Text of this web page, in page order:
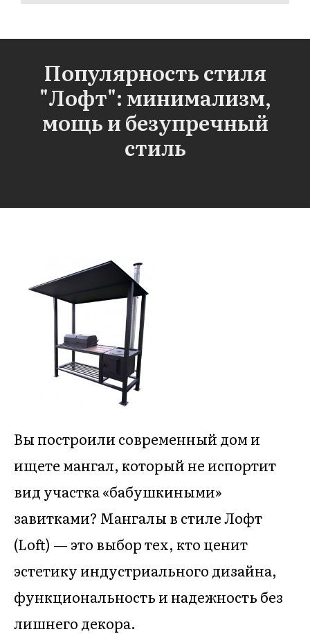
Популярность стиля
"Лофт": минимализм,
мощь и безупречный
стиль
Вы построили современный дом и
ищете мангал, который не испортит
вид участка «бабушкиными»
завитками? Мангалы в стиле Лофт
(Loft) — это выбор тех, кто ценит
эстетику индустриального дизайна,
функциональность и надежность без
лишнего декора.